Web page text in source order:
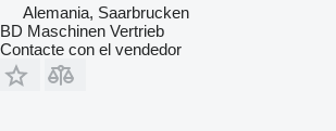
Alemania, Saarbrucken
BD Maschinen Vertrieb
Contacte con el vendedor